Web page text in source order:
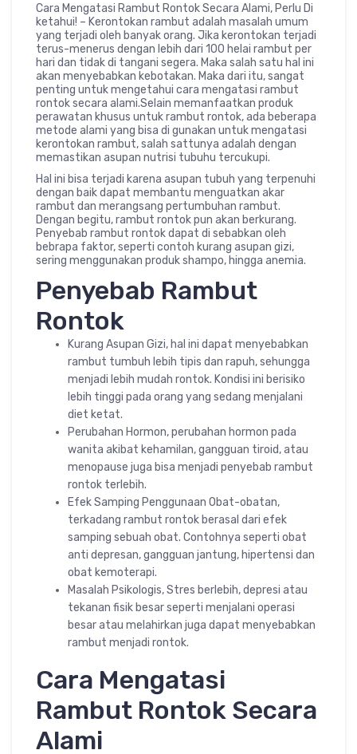
Cara Mengatasi Rambut Rontok Secara Alami, Perlu Di
ketahui! – Kerontokan rambut adalah masalah umum
yang terjadi oleh banyak orang. Jika kerontokan terjadi
terus-menerus dengan lebih dari 100 helai rambut per
hari dan tidak di tangani segera. Maka salah satu hal ini
akan menyebabkan kebotakan. Maka dari itu, sangat
penting untuk mengetahui cara mengatasi rambut
rontok secara alami.Selain memanfaatkan produk
perawatan khusus untuk rambut rontok, ada beberapa
metode alami yang bisa di gunakan untuk mengatasi
kerontokan rambut, salah sattunya adalah dengan
memastikan asupan nutrisi tubuhu tercukupi.
Hal ini bisa terjadi karena asupan tubuh yang terpenuhi
dengan baik dapat membantu menguatkan akar
rambut dan merangsang pertumbuhan rambut.
Dengan begitu, rambut rontok pun akan berkurang.
Penyebab rambut rontok dapat di sebabkan oleh
bebrapa faktor, seperti contoh kurang asupan gizi,
sering menggunakan produk shampo, hingga anemia.
Penyebab Rambut
Rontok
Kurang Asupan Gizi, hal ini dapat menyebabkan
rambut tumbuh lebih tipis dan rapuh, sehungga
menjadi lebih mudah rontok. Kondisi ini berisiko
lebih tinggi pada orang yang sedang menjalani
diet ketat.
Perubahan Hormon, perubahan hormon pada
wanita akibat kehamilan, gangguan tiroid, atau
menopause juga bisa menjadi penyebab rambut
rontok terlebih.
Efek Samping Penggunaan Obat-obatan,
terkadang rambut rontok berasal dari efek
samping sebuah obat. Contohnya seperti obat
anti depresan, gangguan jantung, hipertensi dan
obat kemoterapi.
Masalah Psikologis, Stres berlebih, depresi atau
tekanan fisik besar seperti menjalani operasi
besar atau melahirkan juga dapat menyebabkan
rambut menjadi rontok.
Cara Mengatasi
Rambut Rontok Secara
Alami